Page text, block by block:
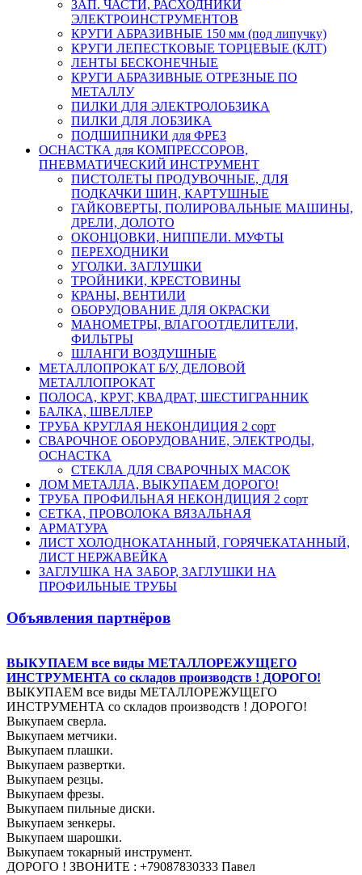
ЗАП. ЧАСТИ, РАСХОДНИКИ
ЭЛЕКТРОИНСТРУМЕНТОВ
КРУГИ АБРАЗИВНЫЕ 150 мм (под липучку)
КРУГИ ЛЕПЕСТКОВЫЕ ТОРЦЕВЫЕ (КЛТ)
ЛЕНТЫ БЕСКОНЕЧНЫЕ
КРУГИ АБРАЗИВНЫЕ ОТРЕЗНЫЕ ПО
МЕТАЛЛУ
ПИЛКИ ДЛЯ ЭЛЕКТРОЛОБЗИКА
ПИЛКИ ДЛЯ ЛОБЗИКА
ПОДШИПНИКИ для ФРЕЗ
ОСНАСТКА для КОМПРЕССОРОВ,
ПНЕВМАТИЧЕСКИЙ ИНСТРУМЕНТ
ПИСТОЛЕТЫ ПРОДУВОЧНЫЕ, ДЛЯ
ПОДКАЧКИ ШИН, КАРТУШНЫЕ
ГАЙКОВЕРТЫ, ПОЛИРОВАЛЬНЫЕ МАШИНЫ,
ДРЕЛИ, ДОЛОТО
ОКОНЦОВКИ, НИППЕЛИ. МУФТЫ
ПЕРЕХОДНИКИ
УГОЛКИ. ЗАГЛУШКИ
ТРОЙНИКИ, КРЕСТОВИНЫ
КРАНЫ, ВЕНТИЛИ
ОБОРУДОВАНИЕ ДЛЯ ОКРАСКИ
МАНОМЕТРЫ, ВЛАГООТДЕЛИТЕЛИ,
ФИЛЬТРЫ
ШЛАНГИ ВОЗДУШНЫЕ
МЕТАЛЛОПРОКАТ Б/У, ДЕЛОВОЙ
МЕТАЛЛОПРОКАТ
ПОЛОСА, КРУГ, КВАДРАТ, ШЕСТИГРАННИК
БАЛКА, ШВЕЛЛЕР
ТРУБА КРУГЛАЯ НЕКОНДИЦИЯ 2 сорт
СВАРОЧНОЕ ОБОРУДОВАНИЕ, ЭЛЕКТРОДЫ,
ОСНАСТКА
СТЕКЛА ДЛЯ СВАРОЧНЫХ МАСОК
ЛОМ МЕТАЛЛА, ВЫКУПАЕМ ДОРОГО!
ТРУБА ПРОФИЛЬНАЯ НЕКОНДИЦИЯ 2 сорт
СЕТКА, ПРОВОЛОКА ВЯЗАЛЬНАЯ
АРМАТУРА
ЛИСТ ХОЛОДНОКАТАННЫЙ, ГОРЯЧЕКАТАННЫЙ,
ЛИСТ НЕРЖАВЕЙКА
ЗАГЛУШКА НА ЗАБОР, ЗАГЛУШКИ НА
ПРОФИЛЬНЫЕ ТРУБЫ
Объявления партнёров
ВЫКУПАЕМ все виды МЕТАЛЛОРЕЖУЩЕГО
ИНСТРУМЕНТА со складов производств ! ДОРОГО!
ВЫКУПАЕМ все виды МЕТАЛЛОРЕЖУЩЕГО
ИНСТРУМЕНТА со складов производств ! ДОРОГО!
Выкупаем сверла.
Выкупаем метчики.
Выкупаем плашки.
Выкупаем развертки.
Выкупаем резцы.
Выкупаем фрезы.
Выкупаем пильные диски.
Выкупаем зенкеры.
Выкупаем шарошки.
Выкупаем токарный инструмент.
ДОРОГО ! ЗВОНИТЕ : +79087830333 Павел